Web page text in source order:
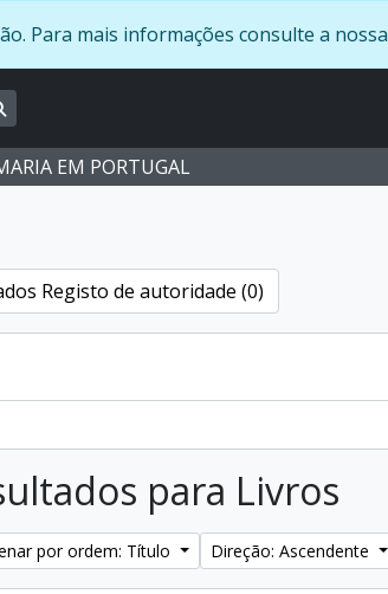
Para mais informações consulte a nossa
EM PORTUGAL
Registo de autoridade (0)
para Livros
por ordem: Título Direção: Ascendente